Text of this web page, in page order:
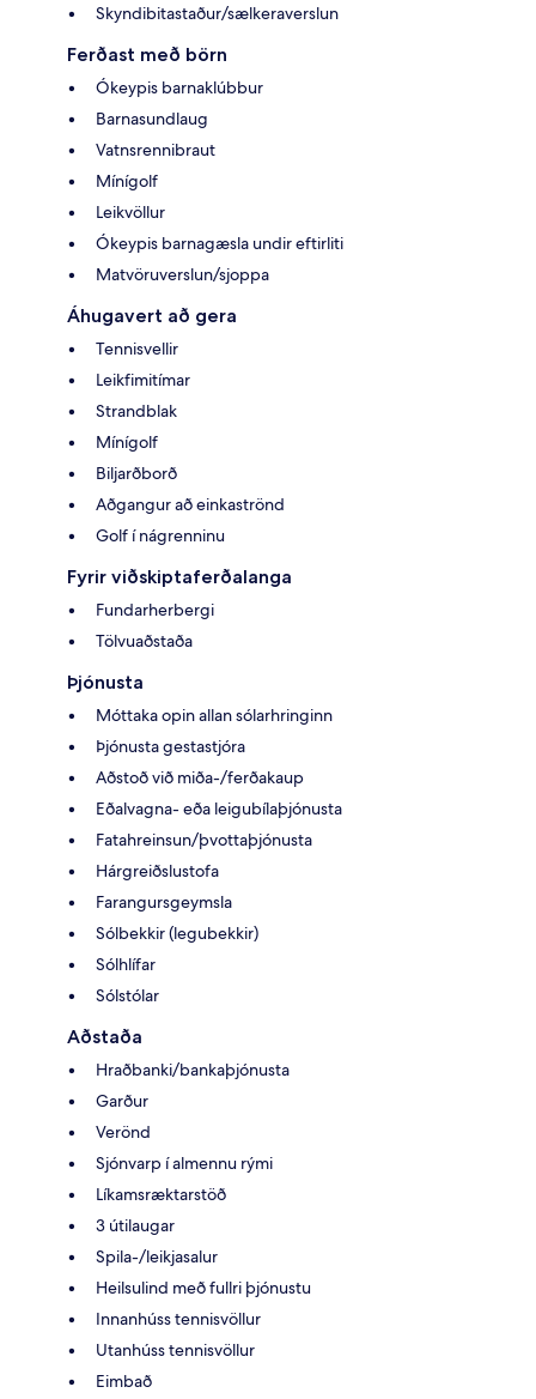
Skyndibitastaður/sælkeraverslun
Ferðast með börn
Ókeypis barnaklúbbur
Barnasundlaug
Vatnsrennibraut
Mínígolf
Leikvöllur
Ókeypis barnagæsla undir eftirliti
Matvöruverslun/sjoppa
Áhugavert að gera
Tennisvellir
Leikfimitímar
Strandblak
Mínígolf
Biljarðborð
Aðgangur að einkaströnd
Golf í nágrenninu
Fyrir viðskiptaferðalanga
Fundarherbergi
Tölvuaðstaða
Þjónusta
Móttaka opin allan sólarhringinn
Þjónusta gestastjóra
Aðstoð við miða-/ferðakaup
Eðalvagna- eða leigubílaþjónusta
Fatahreinsun/þvottaþjónusta
Hárgreiðslustofa
Farangursgeymsla
Sólbekkir (legubekkir)
Sólhlífar
Sólstólar
Aðstaða
Hraðbanki/bankaþjónusta
Garður
Verönd
Sjónvarp í almennu rými
Líkamsræktarstöð
3 útilaugar
Spila-/leikjasalur
Heilsulind með fullri þjónustu
Innanhúss tennisvöllur
Utanhúss tennisvöllur
Eimbað